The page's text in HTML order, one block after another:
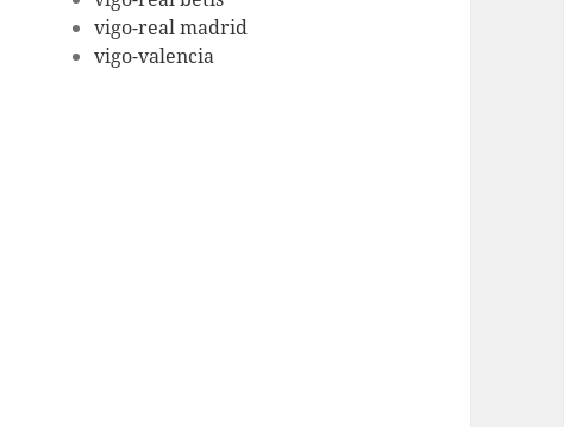
vigo-real madrid
vigo-valencia